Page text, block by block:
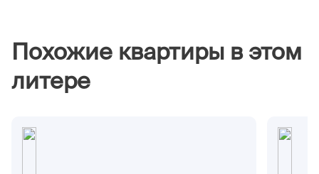
Похожие квартиры в этом
литере